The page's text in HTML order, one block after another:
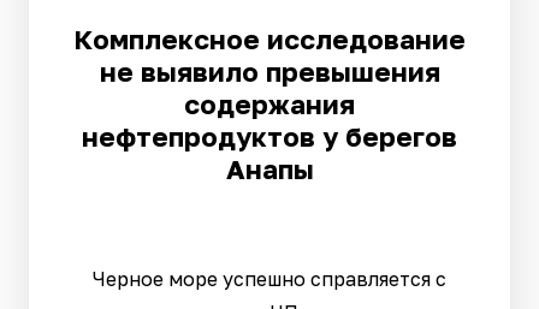
Комплексное исследование
не выявило превышения
содержания
нефтепродуктов у берегов
Анапы
Черное море успешно справляется с